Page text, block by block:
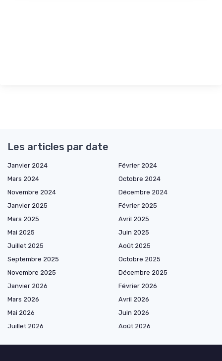
Les articles par date
Janvier 2024
Février 2024
Mars 2024
Octobre 2024
Novembre 2024
Décembre 2024
Janvier 2025
Février 2025
Mars 2025
Avril 2025
Mai 2025
Juin 2025
Juillet 2025
Août 2025
Septembre 2025
Octobre 2025
Novembre 2025
Décembre 2025
Janvier 2026
Février 2026
Mars 2026
Avril 2026
Mai 2026
Juin 2026
Juillet 2026
Août 2026